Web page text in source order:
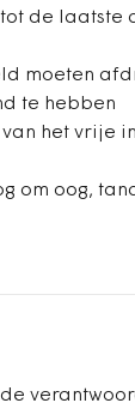
de laatste
moeten
te hebben
het vrije
om oog,